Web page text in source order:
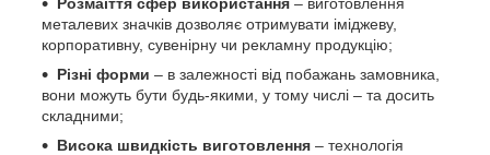
металевих значків дозволяє отримувати іміджеву,
корпоративну, сувенірну чи рекламну продукцію;
Різні форми – в залежності від побажань замовника,
вони можуть бути будь-якими, у тому числі – та досить
складними;
Висока швидкість виготовлення – технологія